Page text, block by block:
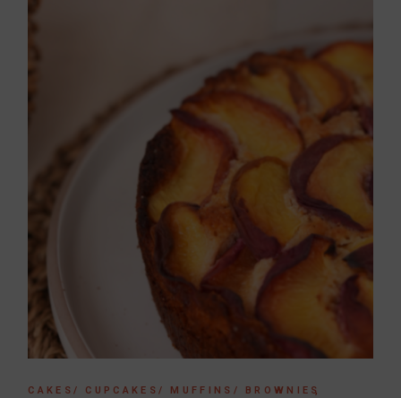
CAKES/ CUPCAKES/ MUFFINS/ BROWNIES